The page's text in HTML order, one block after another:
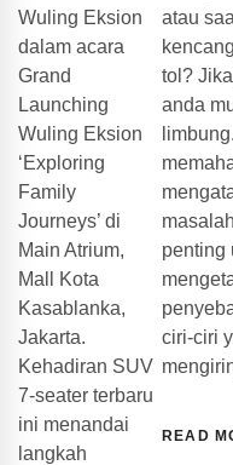
Wuling Eksion
dalam acara
Grand
Launching
Wuling Eksion
‘Exploring
Family
Journeys’ di
Main Atrium,
Mall Kota
Kasablanka,
Jakarta.
Kehadiran SUV
7-seater terbaru
ini menandai
langkah
atau
tol?
anda
penting
ciri-ciri
READ